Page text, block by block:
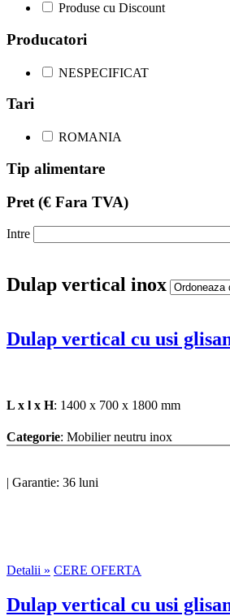
Produse cu Discount
Producatori
NESPECIFICAT
Tari
ROMANIA
Tip alimentare
Pret (€ Fara TVA)
Intre
Dulap vertical inox
Dulap vertical cu usi
L x l x H: 1400 x 700 x 1800 mm
Categorie: Mobilier neutru inox
| Garantie: 36 luni
Detalii » CERE OFERTA
Dulap vertical cu usi